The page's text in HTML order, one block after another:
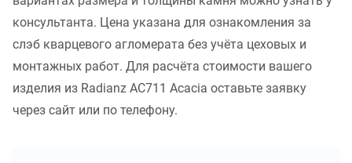
консультанта. Цена указана для ознакомления за
слэб кварцевого агломерата без учёта цеховых и
монтажных работ. Для расчёта стоимости вашего
изделия из Radianz AC711 Acacia оставьте заявку
через сайт или по телефону.